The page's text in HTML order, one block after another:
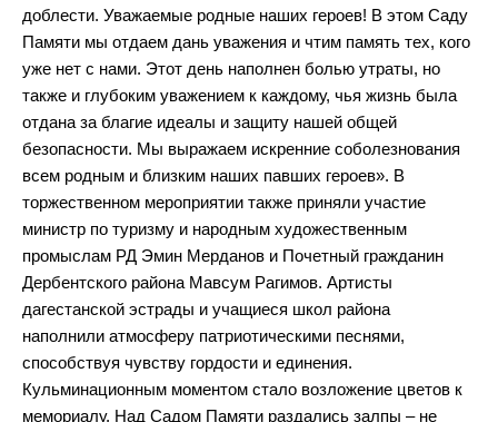
доблести. Уважаемые родные наших героев! В этом Саду
Памяти мы отдаем дань уважения и чтим память тех, кого
уже нет с нами. Этот день наполнен болью утраты, но
также и глубоким уважением к каждому, чья жизнь была
отдана за благие идеалы и защиту нашей общей
безопасности. Мы выражаем искренние соболезнования
всем родным и близким наших павших героев». В
торжественном мероприятии также приняли участие
министр по туризму и народным художественным
промыслам РД Эмин Мерданов и Почетный гражданин
Дербентского района Мавсум Рагимов. Артисты
дагестанской эстрады и учащиеся школ района
наполнили атмосферу патриотическими песнями,
способствуя чувству гордости и единения.
Кульминационным моментом стало возложение цветов к
мемориалу. Над Садом Памяти раздались залпы – не